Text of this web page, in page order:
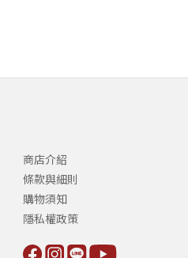
商店介紹
條款與細則
購物須知
隱私權政策